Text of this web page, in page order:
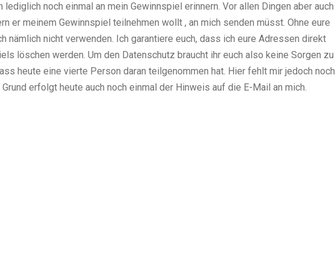
lediglich noch einmal an mein Gewinnspiel erinnern. Vor allen Dingen aber auch
er meinem Gewinnspiel teilnehmen wollt , an mich senden müsst. Ohne eure
nämlich nicht verwenden. Ich garantiere euch, dass ich eure Adressen direkt
löschen werden. Um den Datenschutz braucht ihr euch also keine Sorgen zu
heute eine vierte Person daran teilgenommen hat. Hier fehlt mir jedoch noch
erfolgt heute auch noch einmal der Hinweis auf die E-Mail an mich.